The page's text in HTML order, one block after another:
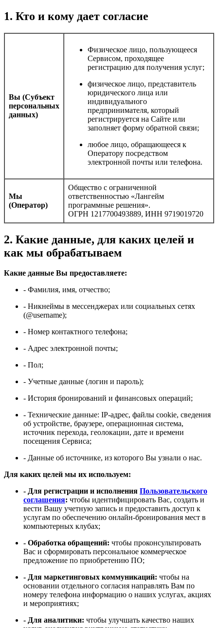
1. Кто и кому дает согласие
Вы (Субъект
персональных
данных)
Физическое лицо, пользующееся
Сервисом, проходящее
регистрацию для получения услуг;
физическое лицо, представитель
юридического лица или
индивидуального
предпринимателя, который
регистрируется на Сайте или
заполняет форму обратной связи;
любое лицо, обращающееся к
Оператору посредством
электронной почты или телефона.
Мы
(Оператор)
Общество с ограниченной
ответственностью «Лангейм
программные решения».
ОГРН 1217700493889, ИНН 9719019720
2. Какие данные, для каких целей и
как мы обрабатываем
Какие данные Вы предоставляете:
- Фамилия, имя, отчество;
- Никнеймы в мессенджерах или социальных сетях
(@username);
- Номер контактного телефона;
- Адрес электронной почты;
- Пол;
- Учетные данные (логин и пароль);
- История бронирований и финансовых операций;
- Технические данные: IP-адрес, файлы cookie, сведения
об устройстве, браузере, операционная система,
источник перехода, геолокации, дате и времени
посещения Сервиса;
- Данные об источнике, из которого Вы узнали о нас.
Для каких целей мы их используем:
- Для регистрации и исполнения Пользовательского
соглашения: чтобы идентифицировать Вас, создать и
вести Вашу учетную запись и предоставить доступ к
услугам по обеспечению онлайн-бронирования мест в
компьютерных клубах;
- Обработка обращений: чтобы проконсультировать
Вас и сформировать персональное коммерческое
предложение по приобретению ПО;
- Для маркетинговых коммуникаций: чтобы на
основании отдельного согласия направлять Вам по
номеру телефона информацию о наших услугах, акциях
и мероприятиях;
- Для аналитики: чтобы улучшать качество наших